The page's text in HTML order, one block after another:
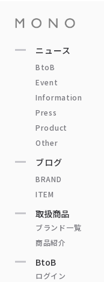
ニュース
BtoB
Event
Information
Press
Product
Other
ブログ
BRAND
ITEM
取扱商品
ブランド一覧
商品紹介
BtoB
ログイン